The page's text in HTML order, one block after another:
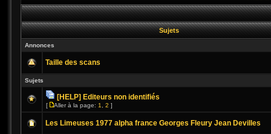
Sujets
Annonces
Taille des scans
Sujets
[HELP] Editeurs non identifiés
[ Aller à la page: 1 2 ]
Les Limeuses 1977 alpha france Georges Fleury Jean Devilles